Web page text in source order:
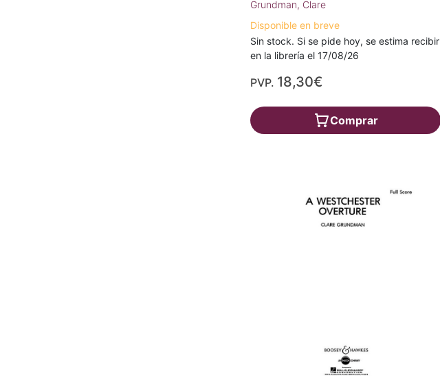
Grundman, Clare
Disponible en breve
Sin stock. Si se pide hoy, se estima recibir
en la librería el 17/08/26
PVP. 18,30€
Comprar